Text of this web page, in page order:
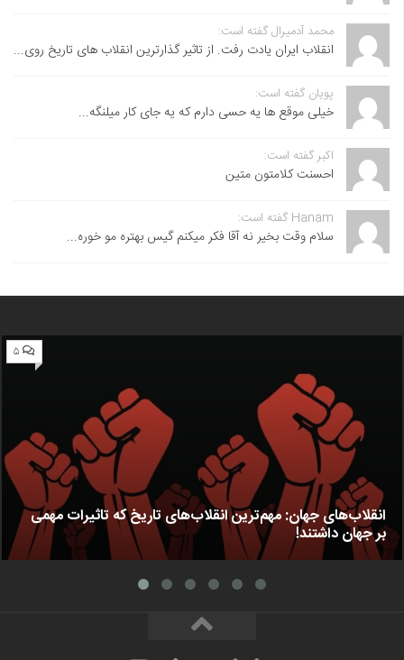
محمد آدمیرال گفته است:
انقلاب ایران یادت رفت. از تاثیر گذارترین انقلاب های تاریخ روی...
پویان گفته است:
خیلی موقع ها یه حسی دارم که یه جای کار میلنگه...
اکبر گفته است:
احسنت ‌کلامتون متین
Hanam گفته است:
سلام وقت بخیر نه آقا فکر میکنم گیس بهتره مو خوره...
۵
انقلاب‌های جهان: مهم‌ترین انقلاب‌های تاریخ که تاثیرات مهمی
بر جهان داشتند!